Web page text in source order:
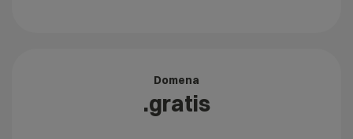
Domena
.gratis